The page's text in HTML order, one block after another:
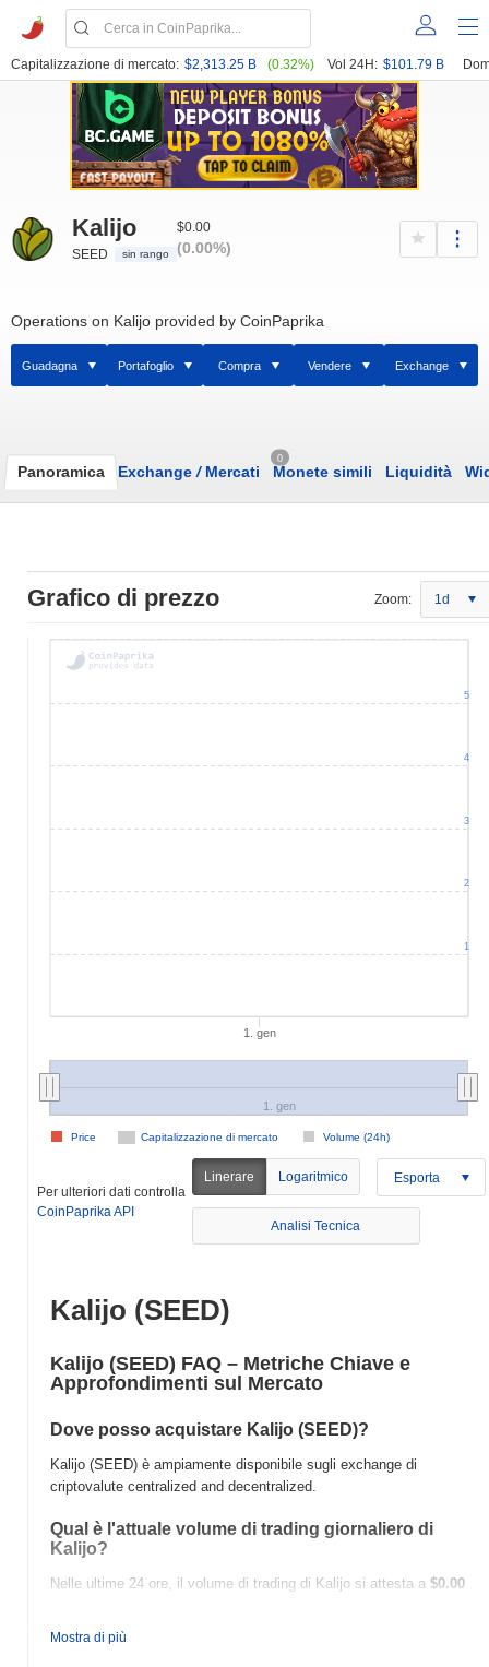
Capitalizzazione di mercato: $2,313.25 B (0.32%) Vol 24H: $101.79 B
Kalijo
SEED sin rango
$0.00
(0.00%)
Operations on Kalijo provided by CoinPaprika
Guadagna Portafoglio Compra Vendere Exchange
Panoramica Exchange /Mercati
0
Monete simili Liquidità
Grafico di prezzo Zoom: 1d
1. gen
Capitalizzazione di mercato Volume (24h)
Price
1. gen
1
2
3
4
5
Per ulteriori dati controlla
CoinPaprika API
Linerare Logaritmico Esporta
Analisi Tecnica
Kalijo (SEED)
Kalijo (SEED) FAQ – Metriche Chiave e
Approfondimenti sul Mercato
Dove posso acquistare Kalijo (SEED)?
Kalijo (SEED) è ampiamente disponibile sugli exchange di
criptovalute centralized and decentralized.
Qual è l'attuale volume di trading giornaliero di
Kalijo?
Nelle ultime 24 ore, il volume di trading di Kalijo si attesta a $0.00
Qual è lo storico della fascia di prezzo di Kalijo?
Mostra di più